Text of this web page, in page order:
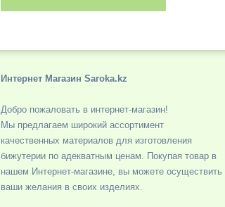
Интернет Магазин Saroka.kz
Добро пожаловать в интернет-магазин!
Мы предлагаем широкий ассортимент
качественных материалов для изготовления
бижутерии по адекватным ценам. Покупая товар в
нашем Интернет-магазине, вы можете осуществить
ваши желания в своих изделиях.